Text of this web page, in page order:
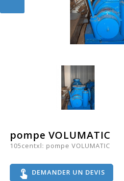
pompe VOLUMATIC
105centxl: pompe VOLUMATIC
touch_app DEMANDER UN DEVIS